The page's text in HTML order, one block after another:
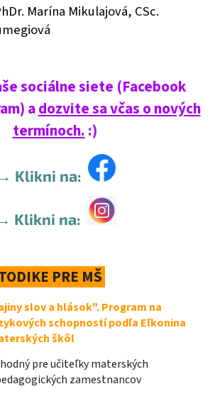
Marína Mikulajová, CSc.
sociálne siete (Facebook
adozvite sa včas o nových
termínoch.:)
→ Klikni na:
Klikni na:
PRE MŠ
slov a hlások". Program na
schopností podľa Eľkonina
škôl
pre učiteľky materských
zamestnancov